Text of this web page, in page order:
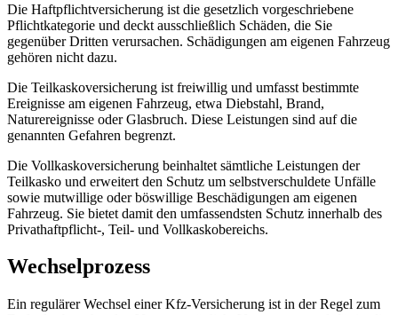
Die Haftpflichtversicherung ist die gesetzlich vorgeschriebene
Pflichtkategorie und deckt ausschließlich Schäden, die Sie
gegenüber Dritten verursachen. Schädigungen am eigenen Fahrzeug
gehören nicht dazu.
Die Teilkaskoversicherung ist freiwillig und umfasst bestimmte
Ereignisse am eigenen Fahrzeug, etwa Diebstahl, Brand,
Naturereignisse oder Glasbruch. Diese Leistungen sind auf die
genannten Gefahren begrenzt.
Die Vollkaskoversicherung beinhaltet sämtliche Leistungen der
Teilkasko und erweitert den Schutz um selbstverschuldete Unfälle
sowie mutwillige oder böswillige Beschädigungen am eigenen
Fahrzeug. Sie bietet damit den umfassendsten Schutz innerhalb des
Privathaftpflicht-, Teil- und Vollkaskobereichs.
Wechselprozess
Ein regulärer Wechsel einer Kfz-Versicherung ist in der Regel zum